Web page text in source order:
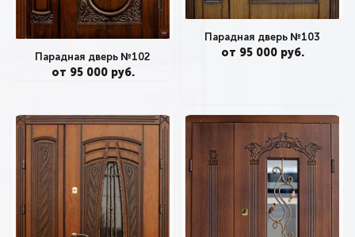
Парадная дверь №102
от 95 000 руб.
Парадная дверь №103
от 95 000 руб.